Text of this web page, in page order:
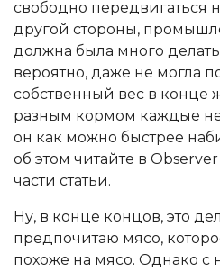
свободно передвигаться
другой стороны,
должна была много
вероятно, даже не могла
собственный вес в конце
разным кормом каждые
он как можно быстрее
об этом читайте в
части статьи.
Ну, в конце концов, это
предпочитаю мясо,
похоже на мясо. Однако с